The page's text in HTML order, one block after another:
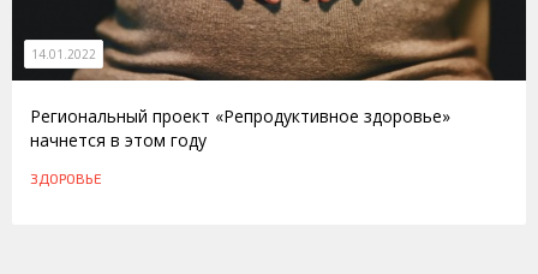
14.01.2022
Региональный проект «Репродуктивное здоровье»
начнется в этом году
ЗДОРОВЬЕ